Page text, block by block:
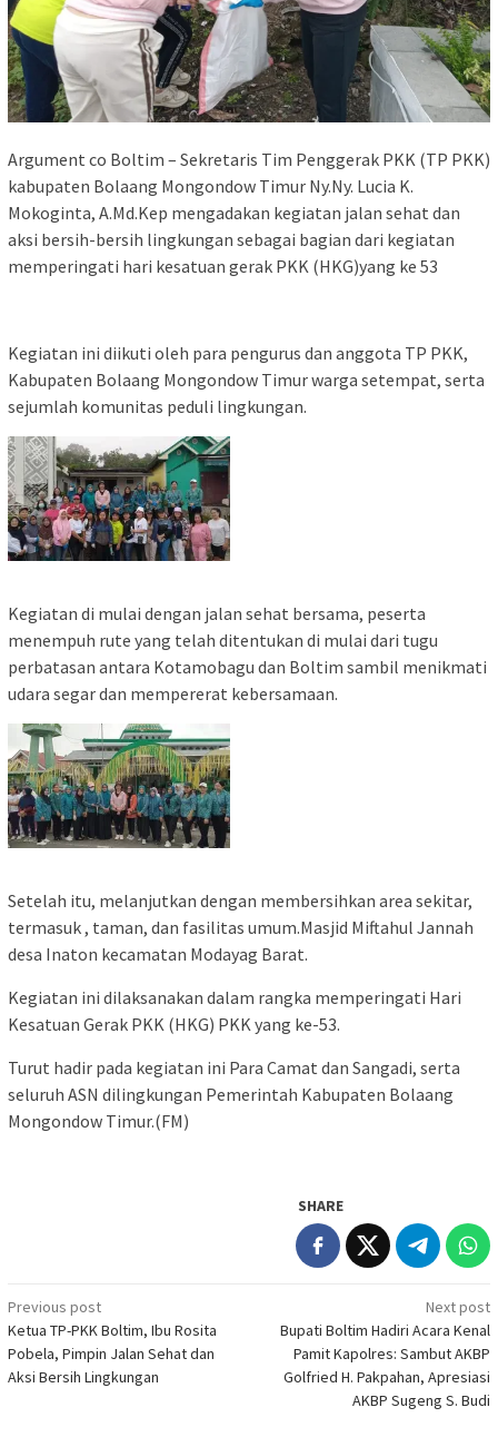
Argument co Boltim – Sekretaris Tim Penggerak PKK (TP PKK)
kabupaten Bolaang Mongondow Timur Ny.Ny. Lucia K.
Mokoginta, A.Md.Kep mengadakan kegiatan jalan sehat dan
aksi bersih-bersih lingkungan sebagai bagian dari kegiatan
memperingati hari kesatuan gerak PKK (HKG)yang ke 53
Kegiatan ini diikuti oleh para pengurus dan anggota TP PKK,
Kabupaten Bolaang Mongondow Timur warga setempat, serta
sejumlah komunitas peduli lingkungan.
Kegiatan di mulai dengan jalan sehat bersama, peserta
menempuh rute yang telah ditentukan di mulai dari tugu
perbatasan antara Kotamobagu dan Boltim sambil menikmati
udara segar dan mempererat kebersamaan.
Setelah itu, melanjutkan dengan membersihkan area sekitar,
termasuk , taman, dan fasilitas umum.Masjid Miftahul Jannah
desa Inaton kecamatan Modayag Barat.
Kegiatan ini dilaksanakan dalam rangka memperingati Hari
Kesatuan Gerak PKK (HKG) PKK yang ke-53.
Turut hadir pada kegiatan ini Para Camat dan Sangadi, serta
seluruh ASN dilingkungan Pemerintah Kabupaten Bolaang
Mongondow Timur.(FM)
SHARE
Post
navigation
Previous post
Ketua TP-PKK Boltim, Ibu Rosita
Pobela, Pimpin Jalan Sehat dan
Aksi Bersih Lingkungan
Next post
Bupati Boltim Hadiri Acara Kenal
Pamit Kapolres: Sambut AKBP
Golfried H. Pakpahan, Apresiasi
AKBP Sugeng S. Budi